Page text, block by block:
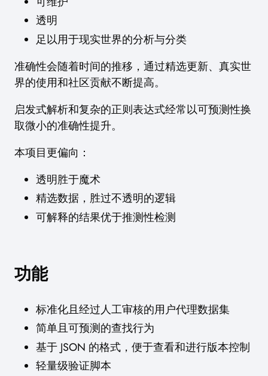
透明
足以用于现实世界的分析与分类
准确性会随着时间的推移，通过精选更新、真实世
界的使用和社区贡献不断提高。
启发式解析和复杂的正则表达式经常以可预测性换
取微小的准确性提升。
本项目更偏向：
透明胜于魔术
精选数据，胜过不透明的逻辑
可解释的结果优于推测性检测
功能
标准化且经过人工审核的用户代理数据集
简单且可预测的查找行为
基于 JSON 的格式，便于查看和进行版本控制
轻量级验证脚本